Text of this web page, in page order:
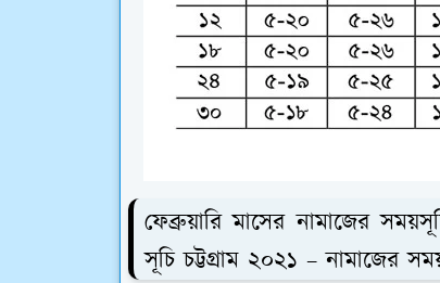
ফেব্রুয়ারি মাসের নামাজের
সূচি চট্টগ্রাম ২০২১ – নামাজের